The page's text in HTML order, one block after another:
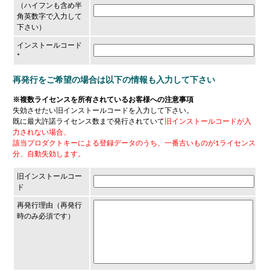
（ハイフンも含め半
角英数字で入力して
下さい）
インストールコード
*
再発行をご希望の場合は以下の情報も入力して下さい
※複数ライセンスを所有されているお客様への注意事項
失効させたい旧インストールコードを入力して下さい。
既に最大許諾ライセンス数まで発行されていて 旧インストールコードが入
力されない場合、
該当プロダクトキーによる登録データのうち、一番古いものが1ライセンス
分、自動失効します。
旧インストールコー
ド
再発行理由（再発行
時のみ必須です）